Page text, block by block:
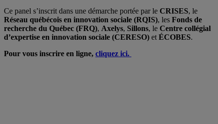
Ce panel s’inscrit dans une démarche portée par le CRISES, le
Réseau québécois en innovation sociale (RQIS), les Fonds de
recherche du Québec (FRQ), Axelys, Sillons, le Centre collégial
d’expertise en innovation sociale (CERESO) et ÉCOBES.
Pour vous inscrire en ligne, cliquez ici.